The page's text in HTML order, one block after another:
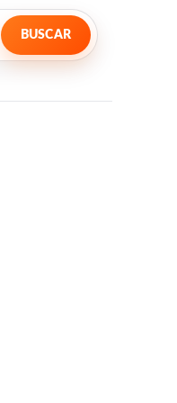
BUSCAR